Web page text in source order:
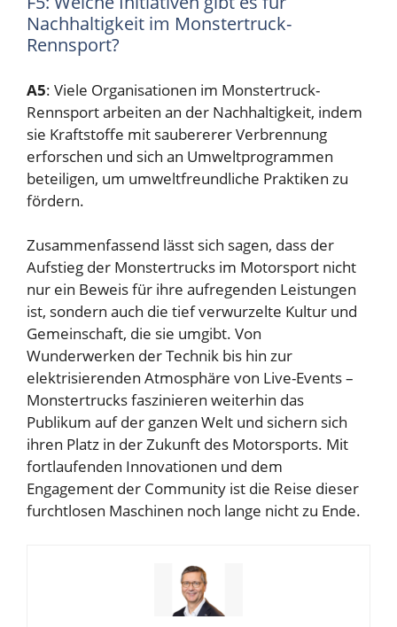
Nachhaltigkeit im Monstertruck-
Rennsport?
A5: Viele Organisationen im Monstertruck-
Rennsport arbeiten an der Nachhaltigkeit, indem
sie Kraftstoffe mit saubererer Verbrennung
erforschen und sich an Umweltprogrammen
beteiligen, um umweltfreundliche Praktiken zu
fördern.
Zusammenfassend lässt sich sagen, dass der
Aufstieg der Monstertrucks im Motorsport nicht
nur ein Beweis für ihre aufregenden Leistungen
ist, sondern auch die tief verwurzelte Kultur und
Gemeinschaft, die sie umgibt. Von
Wunderwerken der Technik bis hin zur
elektrisierenden Atmosphäre von Live-Events –
Monstertrucks faszinieren weiterhin das
Publikum auf der ganzen Welt und sichern sich
ihren Platz in der Zukunft des Motorsports. Mit
fortlaufenden Innovationen und dem
Engagement der Community ist die Reise dieser
furchtlosen Maschinen noch lange nicht zu Ende.